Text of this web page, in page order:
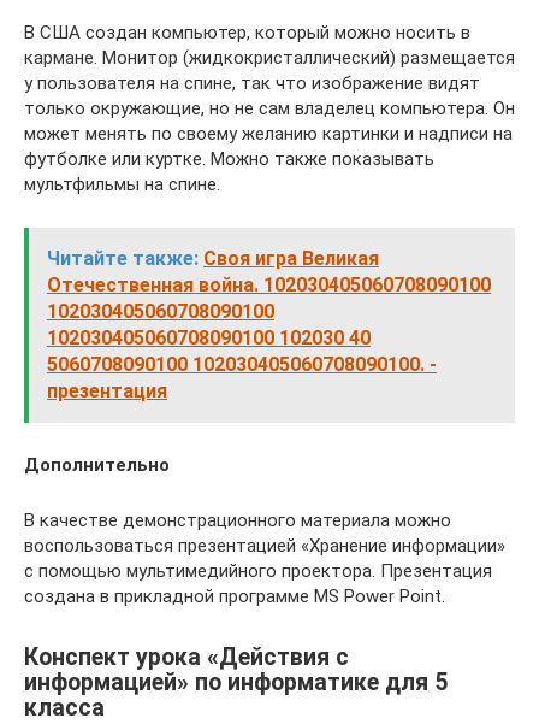
В США создан компьютер, который можно но­сить в
кармане. Монитор (жидкокристалличе­ский) размещается
у пользователя на спине, так что изображение видят
только окружающие, но не сам владелец компьютера. Он
может ме­нять по своему желанию картинки и надписи на
футболке или куртке. Можно также показывать
мультфильмы на спине.
Читайте также: Своя игра Великая
Отечественная война. 102030405060708090100
102030405060708090100
102030405060708090100 102030 40
5060708090100 102030405060708090100. -
презентация
Дополнительно
В качестве демонстрационного материала можно
воспользоваться презентацией «Хранение информации»
с помощью мультимедийного проектора. Презентация
создана в прикладной программе MS Power Point.
Конспект урока «Действия с
информацией» по информатике для 5
класса